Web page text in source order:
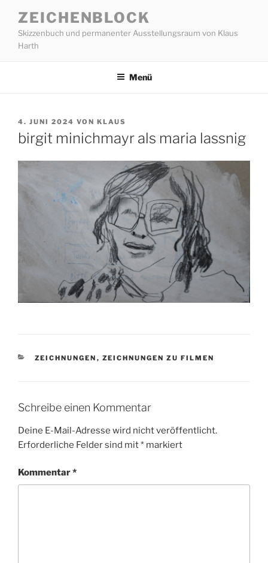
Inhalt
springen
ZEICHENBLOCK
Skizzenbuch und permanenter Ausstellungsraum von Klaus
Harth
Menü
VERÖFFENTLICHT
AM
4. JUNI 2024 VON KLAUS
birgit minichmayr als maria lassnig
KATEGORIEN
ZEICHNUNGEN , ZEICHNUNGEN ZU FILMEN
Schreibe einen Kommentar
Deine E-Mail-Adresse wird nicht veröffentlicht.
Erforderliche Felder sind mit* markiert
Kommentar*